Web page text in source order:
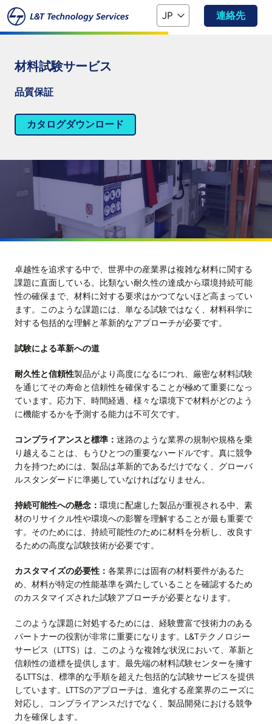
本文へスキップ
JP 連絡先
材料試験サービス
品質保証
カタログダウンロード
卓越性を追求する中で、世界中の産業界は複雑な材料に関する
課題に直面している。比類ない耐久性の達成から環境持続可能
性の確保まで、材料に対する要求はかつてないほど高まってい
ます。このような課題には、単なる試験ではなく、材料科学に
対する包括的な理解と革新的なアプローチが必要です。
試験による革新への道
耐久性と信頼性製品がより高度になるにつれ、厳密な材料試験
を通じてその寿命と信頼性を確保することが極めて重要になっ
ています。応力下、時間経過、様々な環境下で材料がどのよう
に機能するかを予測する能力は不可欠です。
コンプライアンスと標準： 迷路のような業界の規制や規格を乗
り越えることは、もうひとつの重要なハードルです。真に競争
力を持つためには、製品は革新的であるだけでなく、グローバ
ルスタンダードに準拠していなければなりません。
持続可能性への懸念： 環境に配慮した製品が重視される中、素
材のリサイクル性や環境への影響を理解することが最も重要で
す。そのためには、持続可能性のために材料を分析し、改良す
るための高度な試験技術が必要です。
カスタマイズの必要性： 各業界には固有の材料要件があるた
め、材料が特定の性能基準を満たしていることを確認するため
のカスタマイズされた試験アプローチが必要となります。
このような課題に対処するためには、経験豊富で技術力のある
パートナーの役割が非常に重要になります。L&Tテクノロジー
サービス（LTTS）は、このような複雑な状況において、革新と
信頼性の道標を提供します。最先端の材料試験センターを擁す
るLTTSは、標準的な手順を超えた包括的な試験サービスを提供
しています。LTTSのアプローチは、進化する産業界のニーズに
対応し、コンプライアンスだけでなく、製品開発における競争
力を確保します。